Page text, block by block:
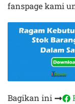
fanspage kami
Bagikan ini